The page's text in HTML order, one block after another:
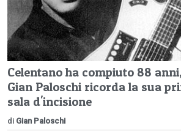
Celentano ha compiuto 88
Gian Paloschi ricorda la sua
sala d'incisione
di Gian Paloschi